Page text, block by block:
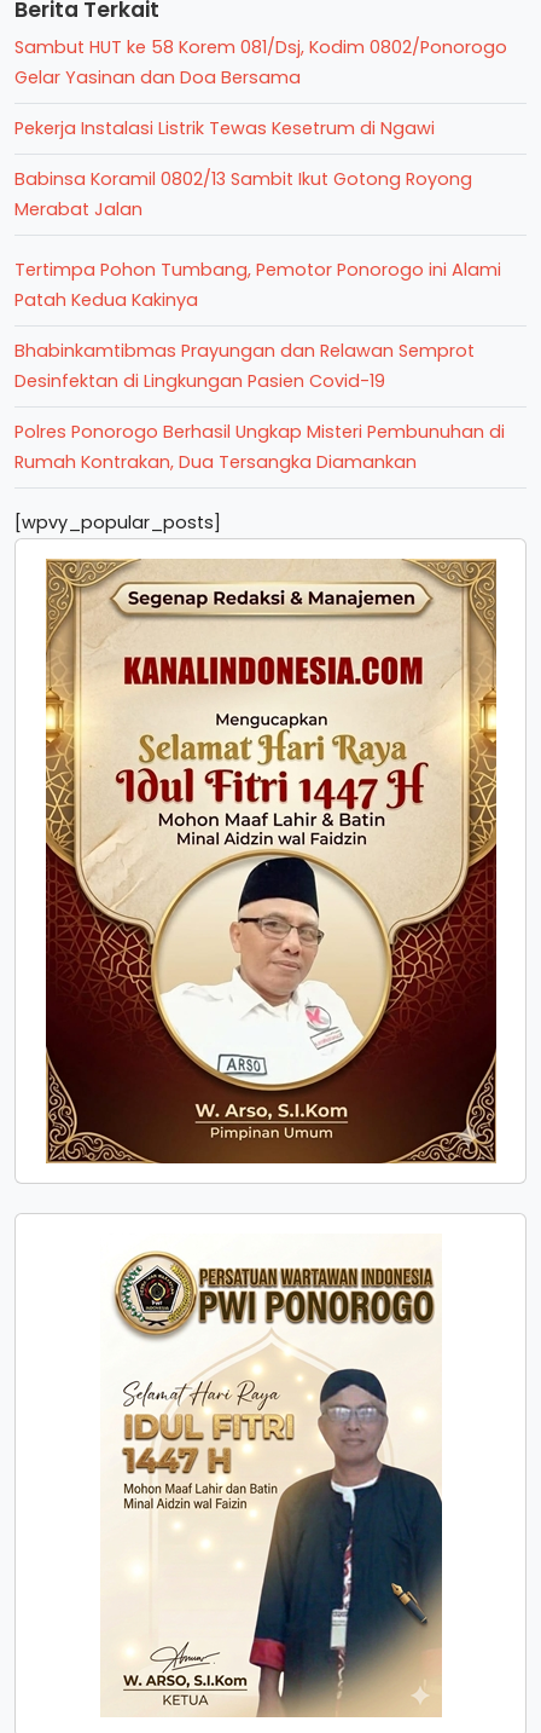
Berita Terkait
Sambut HUT ke 58 Korem 081/Dsj, Kodim 0802/Ponorogo
Gelar Yasinan dan Doa Bersama
Pekerja Instalasi Listrik Tewas Kesetrum di Ngawi
Babinsa Koramil 0802/13 Sambit Ikut Gotong Royong
Merabat Jalan
Tertimpa Pohon Tumbang, Pemotor Ponorogo ini Alami
Patah Kedua Kakinya
Bhabinkamtibmas Prayungan dan Relawan Semprot
Desinfektan di Lingkungan Pasien Covid-19
Polres Ponorogo Berhasil Ungkap Misteri Pembunuhan di
Rumah Kontrakan, Dua Tersangka Diamankan
[wpvy_popular_posts]